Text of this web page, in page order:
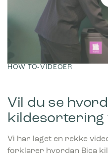
HOW TO‑VIDEOER
Vil du se
kildesortering
Vi har laget en rekke
forklarer hvordan Bica